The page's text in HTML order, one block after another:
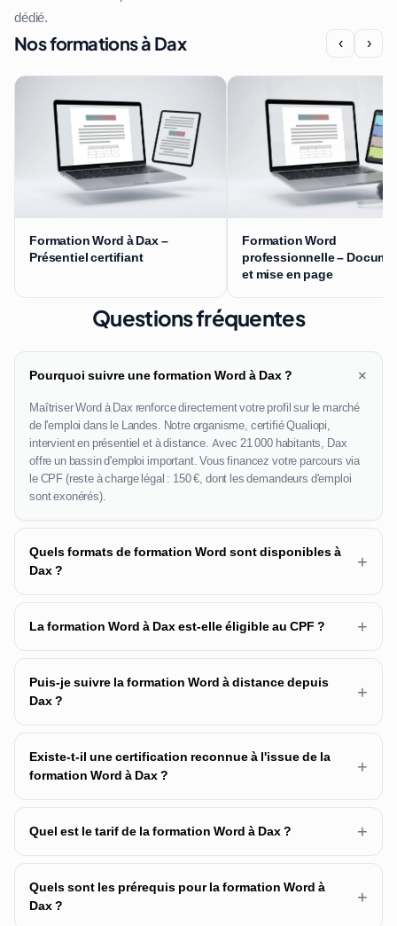
dédié.
Nos formations à Dax ‹ ›
Formation Word à Dax –
Présentiel certifiant
Formation Word
professionnelle –
et mise en page
Questions fréquentes
Pourquoi suivre une formation Word à Dax ? +
Maîtriser Word à Dax renforce directement votre profil sur le marché
de l'emploi dans le Landes. Notre organisme, certifié Qualiopi,
intervient en présentiel et à distance. Avec 21 000 habitants, Dax
offre un bassin d'emploi important. Vous financez votre parcours via
le CPF (reste à charge légal : 150 €, dont les demandeurs d'emploi
sont exonérés).
Quels formats de formation Word sont disponibles à
Dax ?
+
La formation Word à Dax est-elle éligible au CPF ? +
Puis-je suivre la formation Word à distance depuis
Dax ?
+
Existe-t-il une certification reconnue à l'issue de la
formation Word à Dax ?
+
Quel est le tarif de la formation Word à Dax ? +
Quels sont les prérequis pour la formation Word à
Dax ?
+